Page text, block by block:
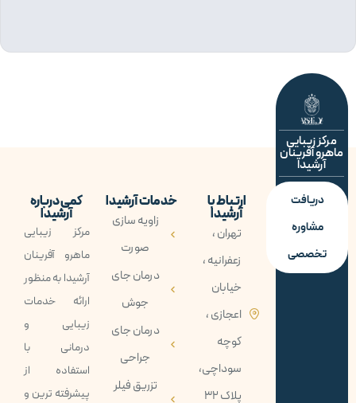
خدمات آرشیدا
زاویه سازی
صورت
درمان جای
جوش
درمان جای
جراحی
تزریق فیلر
کمی درباره
آرشیدا
مرکز زیبایی
ماهرو آفرينان
آرشيدا به منظور
ارائه خدمات
زيبايی و
درمانی با
استفاده از
پيشرفته ترين و
ارتباط با
آرشیدا
تهران ،
زعفرانیه ،
خیابان
اعجازی ،
کوچه
سوداچی،
زیبایی
آفرینان
آرشیدا
دریافت
مشاوره
تخصصی